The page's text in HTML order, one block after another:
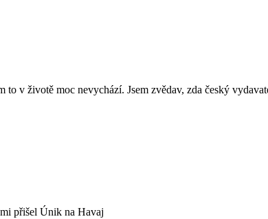
v životě moc nevychází. Jsem zvědav, zda český
přišel Únik na Havaj